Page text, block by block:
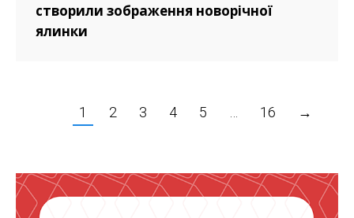
створили зображення новорічної
ялинки
1 2 3 4 5 16 →